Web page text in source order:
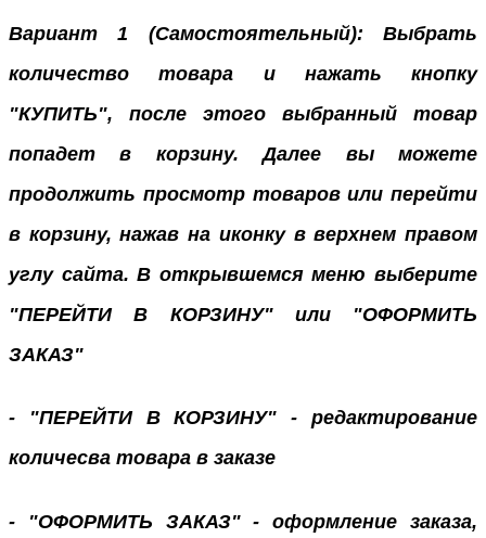
Вариант 1 (Самостоятельный): Выбрать
количество товара и нажать кнопку
"КУПИТЬ", после этого выбранный товар
попадет в корзину. Далее вы можете
продолжить просмотр товаров или перейти
в корзину, нажав на иконку в верхнем правом
углу сайта. В открывшемся меню выберите
"ПЕРЕЙТИ В КОРЗИНУ" или "ОФОРМИТЬ
ЗАКАЗ"
- "ПЕРЕЙТИ В КОРЗИНУ" - редактирование
количесва товара в заказе
- "ОФОРМИТЬ ЗАКАЗ" - оформление заказа,